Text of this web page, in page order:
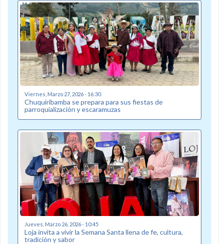
Viernes, Marzo 27, 2026 - 16:30
Chuquiribamba se prepara para sus fiestas de
parroquialización y escaramuzas
Jueves, Marzo 26, 2026 - 10:45
Loja invita a vivir la Semana Santa llena de fe, cultura,
tradición y sabor